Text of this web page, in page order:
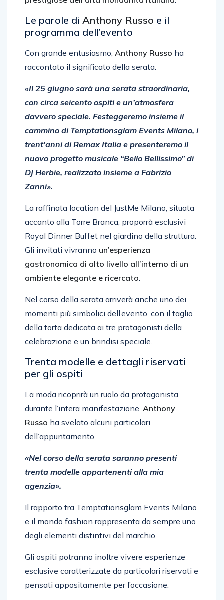
Le parole di Anthony Russo e il
programma dell’evento
Con grande entusiasmo, Anthony Russo ha
raccontato il significato della serata.
«Il 25 giugno sarà una serata straordinaria,
con circa seicento ospiti e un’atmosfera
davvero speciale. Festeggeremo insieme il
cammino di Temptationsglam Events Milano, i
trent’anni di Remax Italia e presenteremo il
nuovo progetto musicale “Bello Bellissimo” di
DJ Herbie, realizzato insieme a Fabrizio
Zanni».
La raffinata location del JustMe Milano, situata
accanto alla Torre Branca, proporrà esclusivi
Royal Dinner Buffet nel giardino della struttura.
Gli invitati vivranno un’esperienza
gastronomica di alto livello all’interno di un
ambiente elegante e ricercato
Nel corso della serata arriverà anche uno dei
momenti più simbolici dell’evento, con il taglio
della torta dedicata ai tre protagonisti della
celebrazione e un brindisi speciale.
Trenta modelle e dettagli riservati
per gli ospiti
La moda ricoprirà un ruolo da protagonista
durante l’intera manifestazione. Anthony
Russo ha svelato alcuni particolari
dell’appuntamento.
«Nel corso della serata saranno presenti
trenta modelle appartenenti alla mia
agenzia».
Il rapporto tra Temptationsglam Events Milano
e il mondo fashion rappresenta da sempre uno
degli elementi distintivi del marchio.
Gli ospiti potranno inoltre vivere esperienze
esclusive caratterizzate da particolari riservati e
pensati appositamente per l’occasione.